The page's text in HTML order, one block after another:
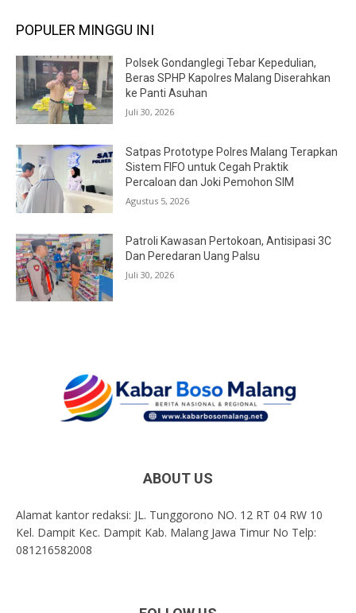
POPULER MINGGU INI
Polsek Gondanglegi Tebar Kepedulian,
Beras SPHP Kapolres Malang Diserahkan
ke Panti Asuhan
Juli 30, 2026
Satpas Prototype Polres Malang Terapkan
Sistem FIFO untuk Cegah Praktik
Percaloan dan Joki Pemohon SIM
Agustus 5, 2026
Patroli Kawasan Pertokoan, Antisipasi 3C
Dan Peredaran Uang Palsu
Juli 30, 2026
ABOUT US
Alamat kantor redaksi: JL. Tunggorono NO. 12 RT 04 RW 10
Kel. Dampit Kec. Dampit Kab. Malang Jawa Timur No Telp:
081216582008